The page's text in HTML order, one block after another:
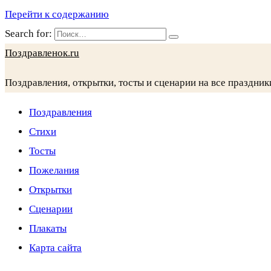
Перейти к содержанию
Search for:
Поздравленок.ru
Поздравления, открытки, тосты и сценарии на все
Поздравления
Стихи
Тосты
Пожелания
Открытки
Сценарии
Плакаты
Карта сайта